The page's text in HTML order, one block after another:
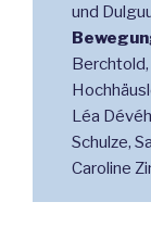
und
Berchtold,
Léa
Schulze,
Caroline